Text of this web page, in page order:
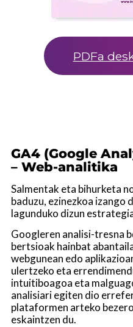
PDFa
GA4 (Google
– Web-analitika
Salmentak eta bihurketa
baduzu, ezinezkoa izango
lagunduko dizun
Googleren analisi-tresna
bertsioak hainbat
webgunean edo
ulertzeko eta
intuitiboagoa eta
analisiari egiten dio
plataformen arteko
eskaintzen du.